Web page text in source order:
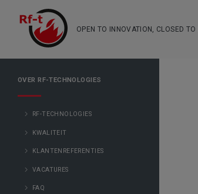
OPEN TO INNOVATION, CLOSED TO
OVER RF-TECHNOLOGIES
RF-TECHNOLOGIES
KWALITEIT
KLANTENREFERENTIES
VACATURES
FAQ